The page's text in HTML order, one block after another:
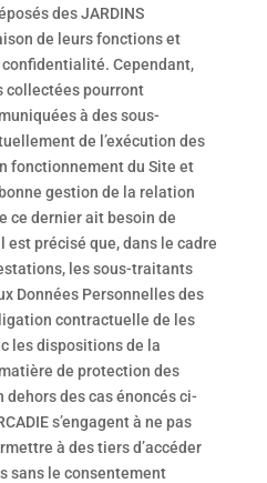
des JARDINS
de leurs fonctions et
Cependant,
collectées pourront
à des sous-
de l’exécution des
fonctionnement du Site et
gestion de la relation
ce dernier ait besoin de
précisé que, dans le cadre
les sous-traitants
Données Personnelles des
contractuelle de les
les dispositions de la
de protection des
dehors des cas énoncés ci-
s’engagent à ne pas
à des tiers d’accéder
sans le consentement